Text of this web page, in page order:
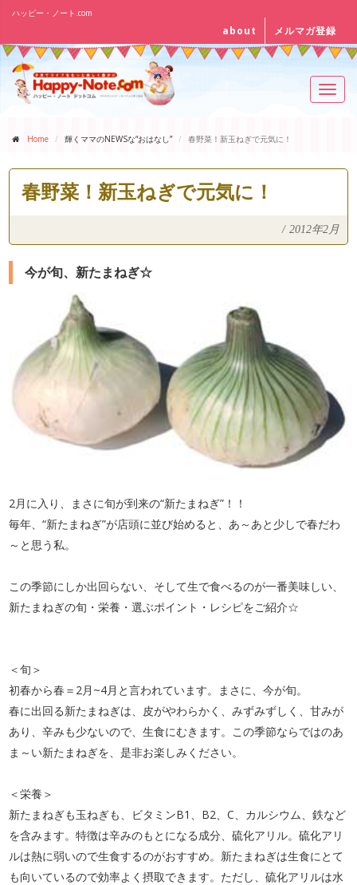
ハッピー・ノート.com
about メルマガ登録
Home 輝くママのNEWSな“おはなし” 春野菜！新玉ねぎで元気に！
春野菜！新玉ねぎで元気に！
/ 2012年2月
今が旬、新たまねぎ☆
2月に入り、まさに旬が到来の“新たまねぎ”！！
毎年、“新たまねぎ”が店頭に並び始めると、あ～あと少しで春だわ
～と思う私。
この季節にしか出回らない、そして生で食べるのが一番美味しい、
新たまねぎの旬・栄養・選ぶポイント・レシピをご紹介☆
＜旬＞
初春から春＝2月~4月と言われています。まさに、今が旬。
春に出回る新たまねぎは、皮がやわらかく、みずみずしく、甘みが
あり、辛みも少ないので、生食にむきます。この季節ならではのあ
ま～い新たまねぎを、是非お楽しみください。
＜栄養＞
新たまねぎも玉ねぎも、ビタミンB1、B2、C、カルシウム、鉄など
を含みます。特徴は辛みのもとになる成分、硫化アリル。硫化アリ
ルは熱に弱いので生食するのがおすすめ。新たまねぎは生食にとて
も向いているので効率よく摂取できます。ただし、硫化アリルは水